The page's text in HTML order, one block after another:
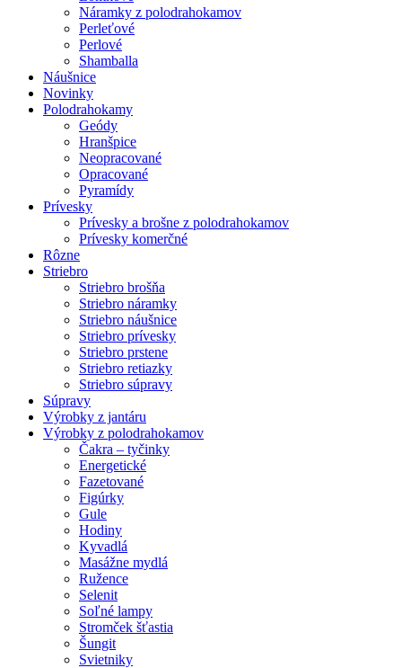
Náramky z polodrahokamov
Perleťové
Perlové
Shamballa
Náušnice
Novinky
Polodrahokamy
Geódy
Hranšpice
Neopracované
Opracované
Pyramídy
Prívesky
Prívesky a brošne z polodrahokamov
Prívesky komerčné
Rôzne
Striebro
Striebro brošňa
Striebro náramky
Striebro náušnice
Striebro prívesky
Striebro prstene
Striebro retiazky
Striebro súpravy
Súpravy
Výrobky z jantáru
Výrobky z polodrahokamov
Čakra – tyčinky
Energetické
Fazetované
Figúrky
Gule
Hodiny
Kyvadlá
Masážne mydlá
Ružence
Selenit
Soľné lampy
Stromček šťastia
Šungit
Svietniky